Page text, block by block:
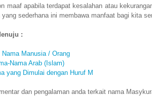
maaf apabila terdapat kesalahan atau
yang sederhana ini membawa manfaat bagi kita
:
Nama Manusia / Orang
Nama Arab (Islam)
yang Dimulai dengan Huruf M
dan pengalaman anda terkait nama